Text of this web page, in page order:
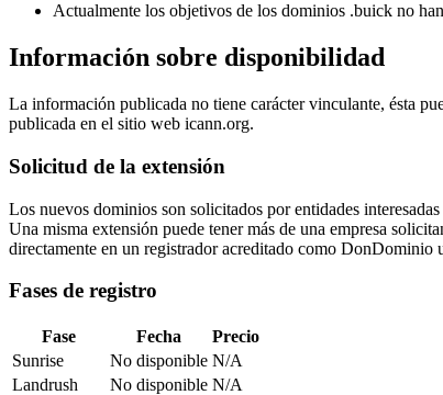
Actualmente los objetivos de los dominios .buick no
Información sobre disponibilidad
La información publicada no tiene carácter vinculante, ésta
publicada en el sitio web icann.org.
Solicitud de la extensión
Los nuevos dominios son solicitados por entidades
Una misma extensión puede tener más de una empresa
directamente en un registrador acreditado como DonDominio
Fases de registro
Fase Fecha
Precio
Sunrise
No disponible N/A
Landrush
No disponible N/A